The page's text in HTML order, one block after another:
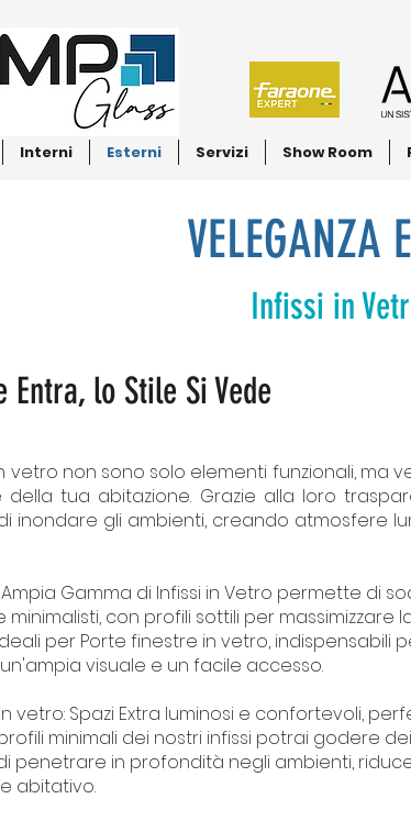
Interni Esterni Servizi Show Room
VELEGANZA
Infissi in
Entra, lo Stile Si Vede
vetro non sono solo elementi funzionali,
tua abitazione. Grazie alla loro
inondare gli ambienti, creando atmosfere
Ampia Gamma di Infissi in Vetro permette di
minimalisti, con profili sottili per massimizzare
per Porte finestre in vetro, indispensabili
visuale e un facile accesso.
vetro: Spazi Extra luminosi e confortevoli,
minimali dei nostri infissi potrai godere
penetrare in profondità negli ambienti,
abitativo.